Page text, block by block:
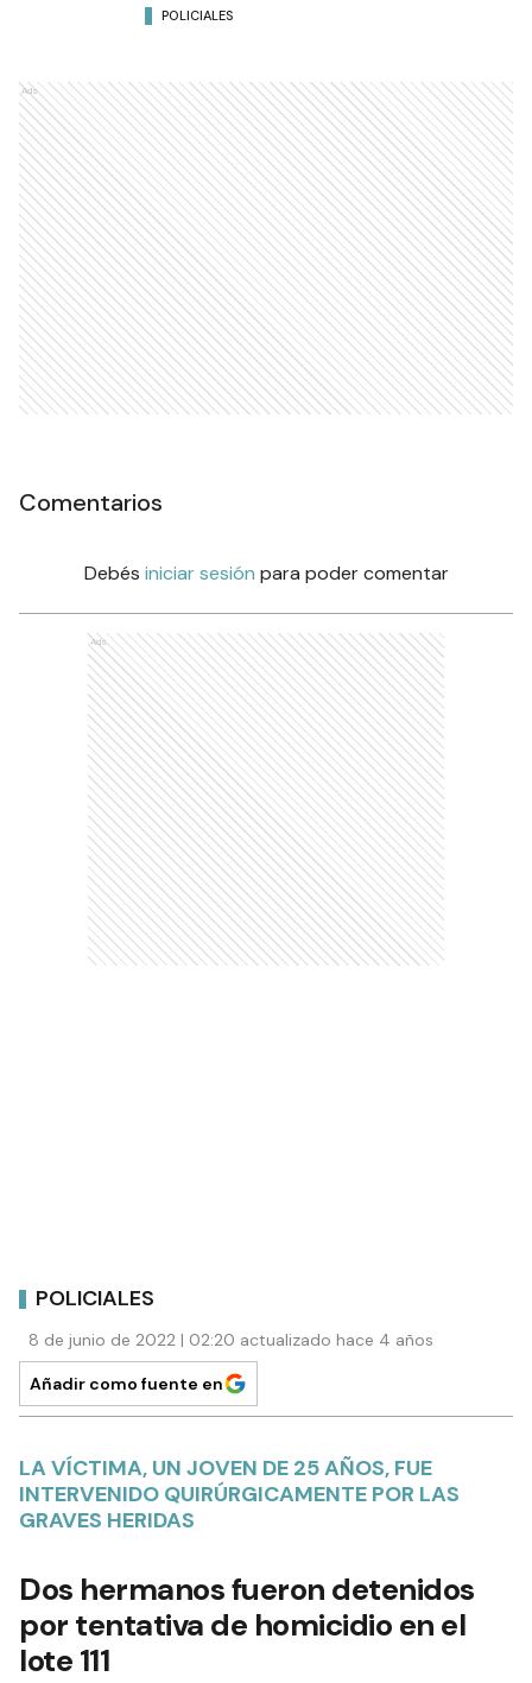
POLICIALES
Ads
Comentarios
Debés iniciar sesión para poder comentar
Ads
POLICIALES
8 de junio de 2022 | 02:20 actualizado hace 4 años
Añadir como fuente en
LA VÍCTIMA, UN JOVEN DE 25 AÑOS, FUE
INTERVENIDO QUIRÚRGICAMENTE POR LAS
GRAVES HERIDAS
Dos hermanos fueron detenidos
por tentativa de homicidio en el
lote 111